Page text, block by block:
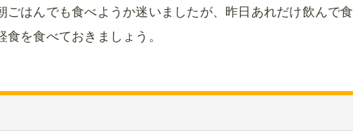
ごはんでも食べようか迷いましたが、昨日あれだけ飲んで食
を食べておきましょう。